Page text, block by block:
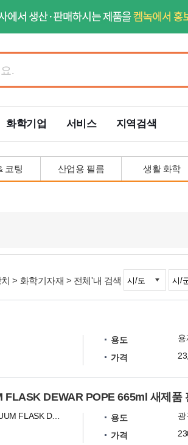
화학기업 서비스 지역검색
코팅 산업용 필름 생활 화학
> 화학기자재 > 전체'내 검색
용도
용
가격
FLASK DEWAR POPE 665ml 새제품
광구형 드와 플라스크 VACUUM FLASK DEWAR POPE
용도
가격